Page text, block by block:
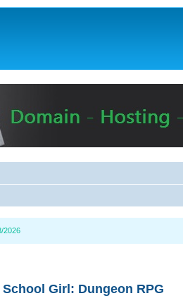
2026
Girl: Dungeon RPG